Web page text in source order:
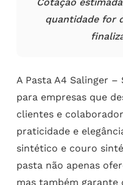
Cotação
quantidade for
A Pasta A4 Salinger
para empresas que
clientes e
praticidade e
sintético e couro
pasta não apenas
mas também garante